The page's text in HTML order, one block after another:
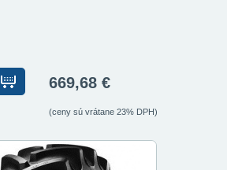
669,68 €
(ceny sú vrátane 23% DPH)